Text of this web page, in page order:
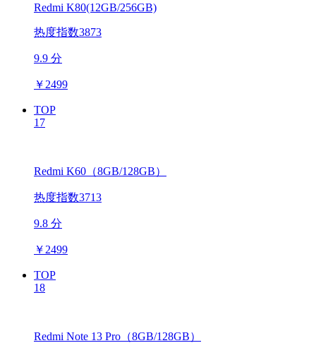
Redmi K80(12GB/256GB)
热度指数3873
9.9 分
￥ 2499
TOP
17
Redmi K60（8GB/128GB）
热度指数3713
9.8 分
￥ 2499
TOP
18
Redmi Note 13 Pro（8GB/128GB）